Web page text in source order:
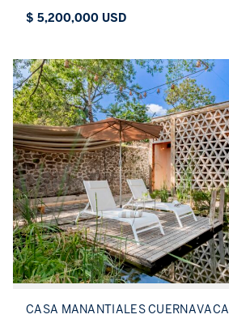
$ 5,200,000 USD
CASA MANANTIALES CUERNAVACA